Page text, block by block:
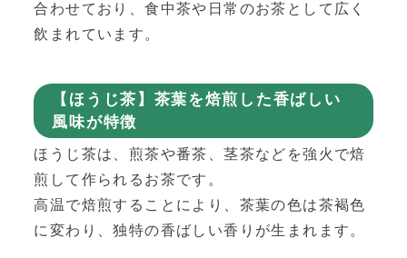
合わせており、食中茶や日常のお茶として広く
飲まれています。
【ほうじ茶】茶葉を焙煎した香ばしい
風味が特徴
ほうじ茶は、煎茶や番茶、茎茶などを強火で焙
煎して作られるお茶です。
高温で焙煎することにより、茶葉の色は茶褐色
に変わり、独特の香ばしい香りが生まれます。